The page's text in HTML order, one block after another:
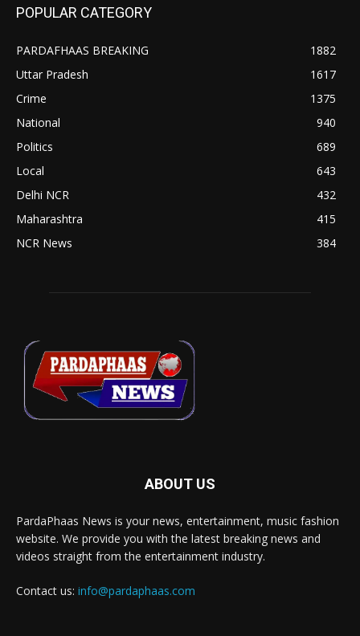
POPULAR CATEGORY
PARDAFHAAS BREAKING
1882
Uttar Pradesh
1617
Crime
1375
National
940
Politics
689
Local
643
Delhi NCR
432
Maharashtra
415
NCR News
384
ABOUT US
PardaPhaas News is your news, entertainment, music fashion
website. We provide you with the latest breaking news and
videos straight from the entertainment industry.
Contact us: info@pardaphaas.com